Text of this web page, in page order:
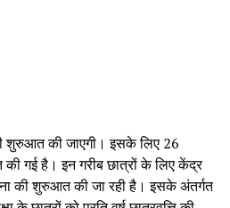
शुरुआत की जाएगी। इसके लिए 26
की गई है। इन गरीब छात्रों के लिए केंद्र
की शुरुआत की जा रही है। इसके अंतर्गत